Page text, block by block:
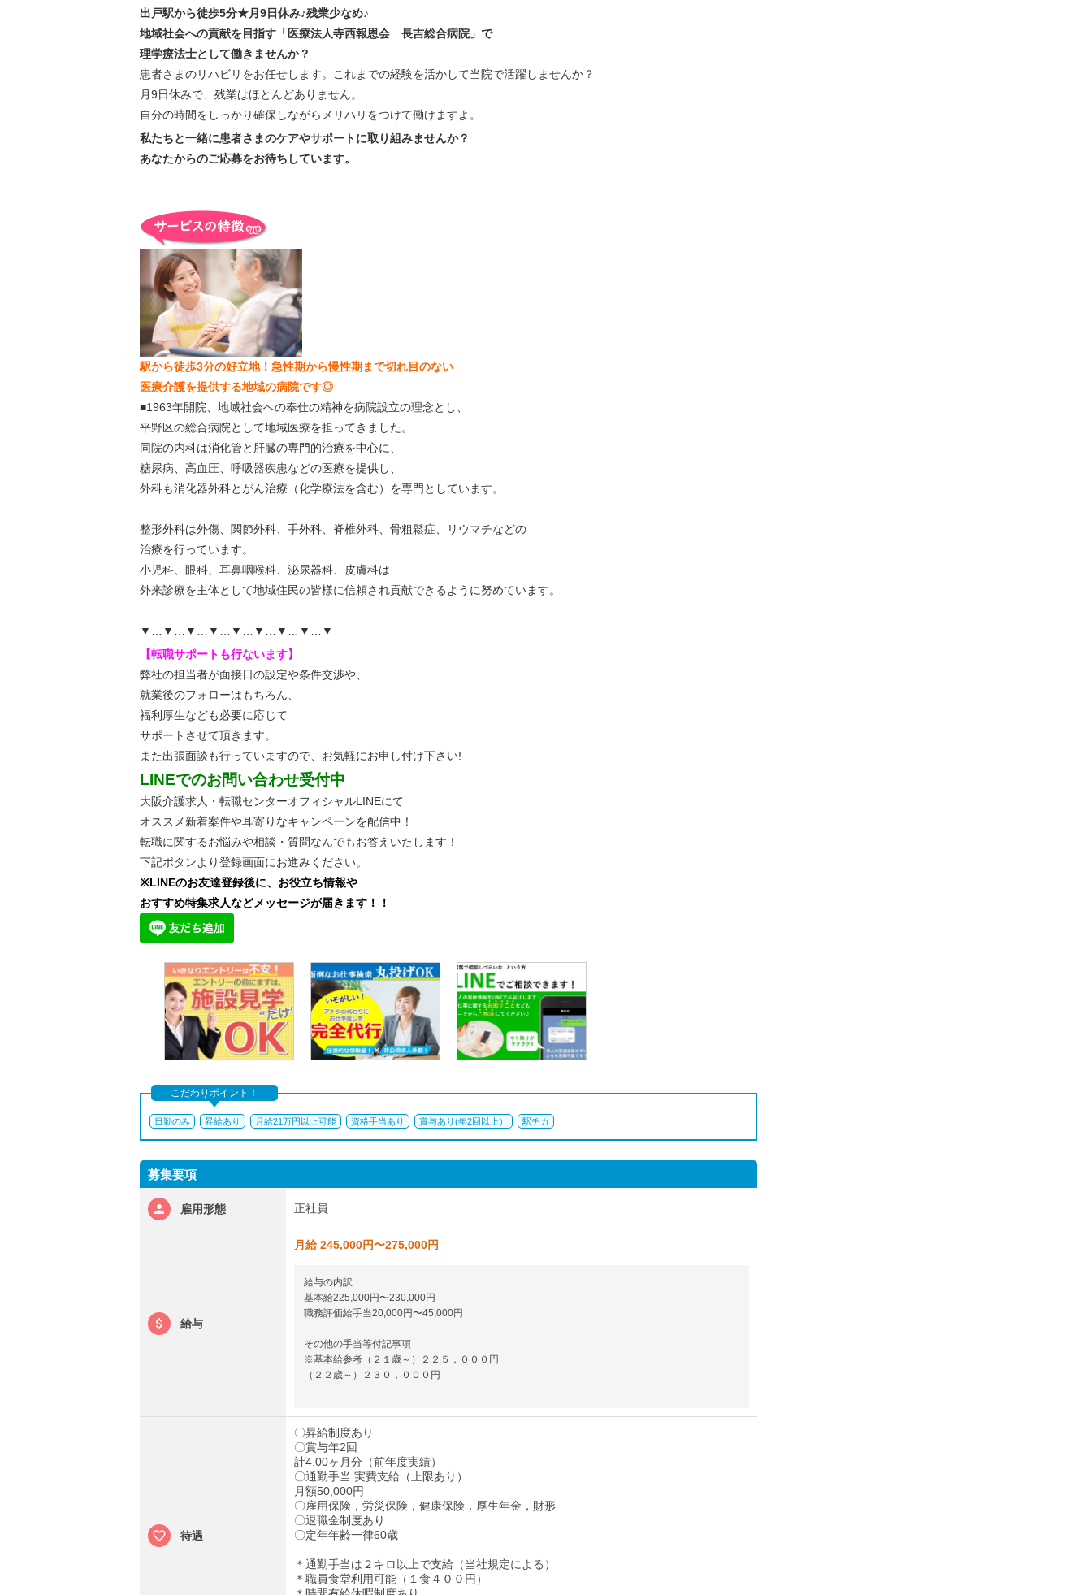
出戸駅から徒歩5分★月9日休み♪残業少なめ♪
地域社会への貢献を目指す「医療法人寺西報恩会 長吉総合病院」で
理学療法士として働きませんか？
患者さまのリハビリをお任せします。これまでの経験を活かして当院で活躍しませんか？
月9日休みで、残業はほとんどありません。
自分の時間をしっかり確保しながらメリハリをつけて働けますよ。
私たちと一緒に患者さまのケアやサポートに取り組みませんか？
あなたからのご応募をお待ちしています。
駅から徒歩3分の好立地！急性期から慢性期まで切れ目のない
医療介護を提供する地域の病院です◎
■1963年開院、地域社会への奉仕の精神を病院設立の理念とし、
平野区の総合病院として地域医療を担ってきました。
同院の内科は消化管と肝臓の専門的治療を中心に、
糖尿病、高血圧、呼吸器疾患などの医療を提供し、
外科も消化器外科とがん治療（化学療法を含む）を専門としています。
整形外科は外傷、関節外科、手外科、脊椎外科、骨粗鬆症、リウマチなどの
治療を行っています。
小児科、眼科、耳鼻咽喉科、泌尿器科、皮膚科は
外来診療を主体として地域住民の皆様に信頼され貢献できるように努めています。
▼…▼…▼…▼…▼…▼…▼…▼…▼
【転職サポートも行ないます】
弊社の担当者が面接日の設定や条件交渉や、
就業後のフォローはもちろん、
福利厚生なども必要に応じて
サポートさせて頂きます。
また出張面談も行っていますので、 お気軽にお申し付け下さい!
LINEでのお問い合わせ受付中
大阪介護求人・転職センターオフィシャルLINEにて
オススメ新着案件や耳寄りなキャンペーンを配信中！
転職に関するお悩みや相談・質問なんでもお答えいたします！
下記ボタンより登録画面にお進みください。
※LINEのお友達登録後に、お役立ち情報や
おすすめ特集求人などメッセージが届きます！！
こだわりポイント！
日勤のみ 昇給あり 月給21万円以上可能 資格手当あり 賞与あり(年2回以上） 駅チカ
募集要項
雇用形態 正社員
給与
月給 245,000円〜275,000円
給与の内訳
基本給225,000円〜230,000円
職務評価給手当20,000円〜45,000円
その他の手当等付記事項
※基本給参考（２１歳～）２２５，０００円
（２２歳～）２３０，０００円
待遇
〇昇給制度あり
〇賞与年2回
計4.00ヶ月分（前年度実績）
〇通勤手当 実費支給（上限あり）
月額50,000円
〇雇用保険，労災保険，健康保険，厚生年金，財形
〇退職金制度あり
〇定年年齢一律60歳
＊通勤手当は２キロ以上で支給（当社規定による）
＊職員食堂利用可能（１食４００円）